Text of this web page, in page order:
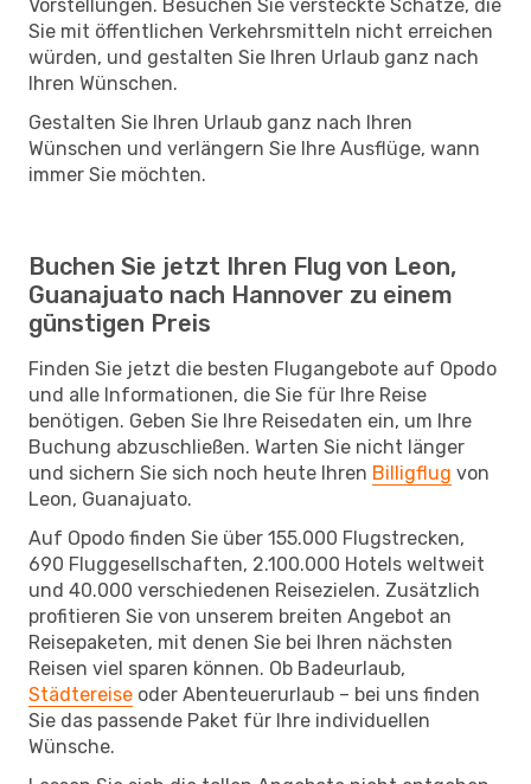
Vorstellungen. Besuchen Sie versteckte Schätze, die
Sie mit öffentlichen Verkehrsmitteln nicht erreichen
würden, und gestalten Sie Ihren Urlaub ganz nach
Ihren Wünschen.
Gestalten Sie Ihren Urlaub ganz nach Ihren
Wünschen und verlängern Sie Ihre Ausflüge, wann
immer Sie möchten.
Buchen Sie jetzt Ihren Flug von Leon,
Guanajuato nach Hannover zu einem
günstigen Preis
Finden Sie jetzt die besten Flugangebote auf Opodo
und alle Informationen, die Sie für Ihre Reise
benötigen. Geben Sie Ihre Reisedaten ein, um Ihre
Buchung abzuschließen. Warten Sie nicht länger
und sichern Sie sich noch heute Ihren Billigflug von
Leon, Guanajuato.
Auf Opodo finden Sie über 155.000 Flugstrecken,
690 Fluggesellschaften, 2.100.000 Hotels weltweit
und 40.000 verschiedenen Reisezielen. Zusätzlich
profitieren Sie von unserem breiten Angebot an
Reisepaketen, mit denen Sie bei Ihren nächsten
Reisen viel sparen können. Ob Badeurlaub,
Städtereise oder Abenteuerurlaub – bei uns finden
Sie das passende Paket für Ihre individuellen
Wünsche.